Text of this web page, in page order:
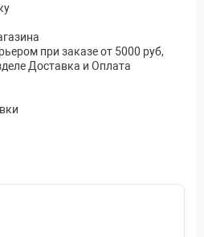
при заказе от 5000 руб,
Доставка и Оплата